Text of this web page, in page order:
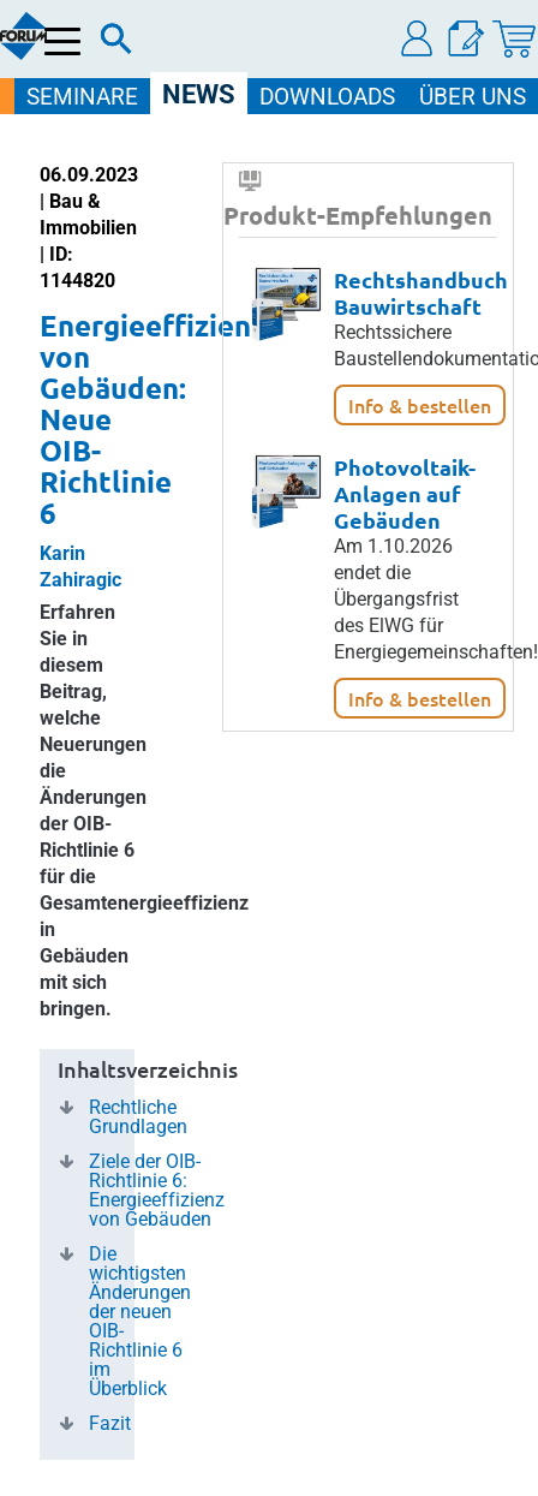
Menü
SEMINARE NEWS DOWNLOADS ÜBER UNS
06.09.2023
| Bau &
Immobilien
| ID:
1144820
Energieeffizienz
von
Gebäuden:
Neue
OIB-
Richtlinie
6
Karin
Zahiragic
Erfahren
Sie in
diesem
Beitrag,
welche
Neuerungen
die
Änderungen
der OIB-
Richtlinie 6
für die
Gesamtenergieeffizienz
in
Gebäuden
mit sich
bringen.
Inhaltsverzeichnis
Rechtliche
Grundlagen
Ziele der OIB-
Richtlinie 6:
Energieeffizienz
von Gebäuden
Die
wichtigsten
Änderungen
der neuen
OIB-
Richtlinie 6
im
Überblick
Fazit
Produkt-Empfehlungen
Rechtshandbuch
Bauwirtschaft
Rechtssichere
Info & bestellen
Photovoltaik-
Anlagen auf
Gebäuden
Am 1.10.2026
endet die
Übergangsfrist
des ElWG für
Energiegemeinschaften!
Info & bestellen